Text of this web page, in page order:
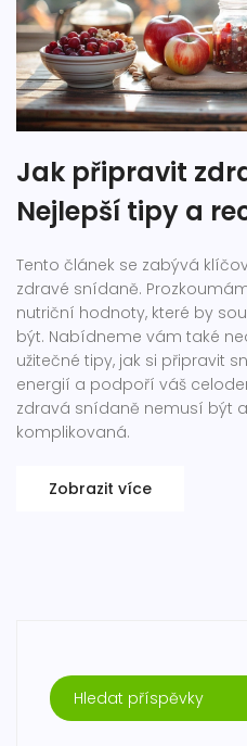
Jak připravit
Nejlepší tipy a
Tento článek se zabývá
zdravé snídaně.
nutriční hodnoty, které by
být. Nabídneme vám také
užitečné tipy, jak si připravit
energií a podpoří váš
zdravá snídaně nemusí být
komplikovaná.
Zobrazit více